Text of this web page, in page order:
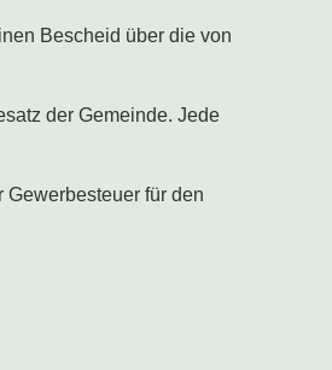
Bescheid über die von
der Gemeinde. Jede
für den